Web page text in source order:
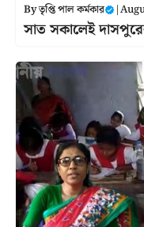
Byতৃপ্তি পাল কর্মকার |
সাত সকালেই